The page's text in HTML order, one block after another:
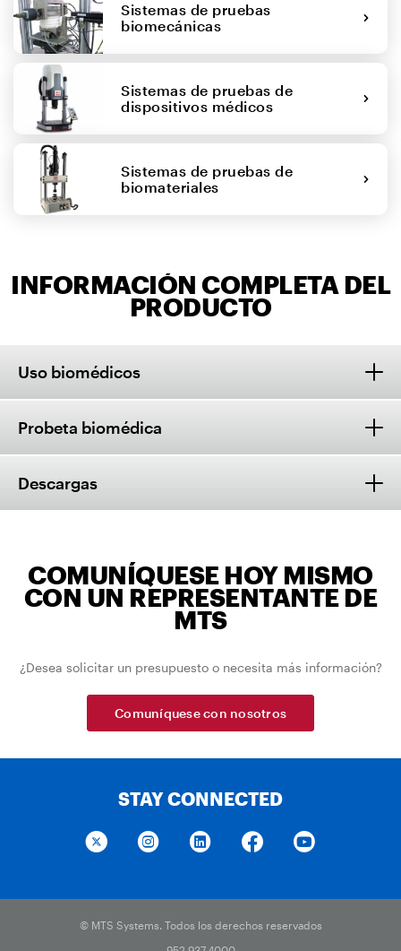
Sistemas de pruebas
biomecánicas
Sistemas de pruebas de
dispositivos médicos
Sistemas de pruebas de
biomateriales
INFORMACIÓN COMPLETA DEL
PRODUCTO
Uso biomédicos
Probeta biomédica
Descargas
COMUNÍQUESE HOY MISMO
CON UN REPRESENTANTE DE
MTS
¿Desea solicitar un presupuesto o necesita más información?
Comuníquese con nosotros
STAY CONNECTED
© MTS Systems. Todos los derechos reservados